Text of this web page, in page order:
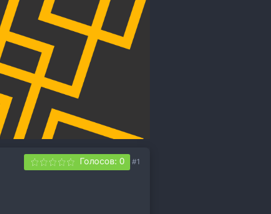
Голосов: 0 #1